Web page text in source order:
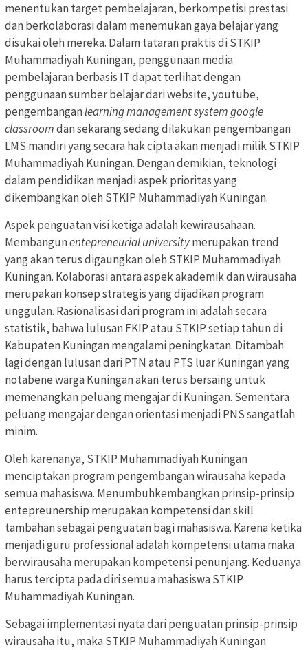
menentukan target pembelajaran, berkompetisi prestasi
dan berkolaborasi dalam menemukan gaya belajar yang
disukai oleh mereka. Dalam tataran praktis di STKIP
Muhammadiyah Kuningan, penggunaan media
pembelajaran berbasis IT dapat terlihat dengan
penggunaan sumber belajar dari website, youtube,
pengembanganlearning management system google
classroomdan sekarang sedang dilakukan pengembangan
LMS mandiri yang secara hak cipta akan menjadi milik STKIP
Muhammadiyah Kuningan. Dengan demikian, teknologi
dalam pendidikan menjadi aspek prioritas yang
dikembangkan oleh STKIP Muhammadiyah Kuningan.
Aspek penguatan visi ketiga adalah kewirausahaan.
Membangunentepreneurial universitymerupakan trend
yang akan terus digaungkan oleh STKIP Muhammadiyah
Kuningan. Kolaborasi antara aspek akademik dan wirausaha
merupakan konsep strategis yang dijadikan program
unggulan. Rasionalisasi dari program ini adalah secara
statistik, bahwa lulusan FKIP atau STKIP setiap tahun di
Kabupaten Kuningan mengalami peningkatan. Ditambah
lagi dengan lulusan dari PTN atau PTS luar Kuningan yang
notabene warga Kuningan akan terus bersaing untuk
memenangkan peluang mengajar di Kuningan. Sementara
peluang mengajar dengan orientasi menjadi PNS sangatlah
minim.
Oleh karenanya, STKIP Muhammadiyah Kuningan
menciptakan program pengembangan wirausaha kepada
semua mahasiswa. Menumbuhkembangkan prinsip-prinsip
entepreunership merupakan kompetensi dan skill
tambahan sebagai penguatan bagi mahasiswa. Karena ketika
menjadi guru professional adalah kompetensi utama maka
berwirausaha merupakan kompetensi penunjang. Keduanya
harus tercipta pada diri semua mahasiswa STKIP
Muhammadiyah Kuningan.
Sebagai implementasi nyata dari penguatan prinsip-prinsip
wirausaha itu, maka STKIP Muhammadiyah Kuningan